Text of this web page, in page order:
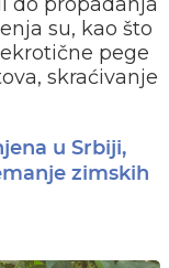
su, kao što
pege
skraćivanje
u Srbiji,
zimskih